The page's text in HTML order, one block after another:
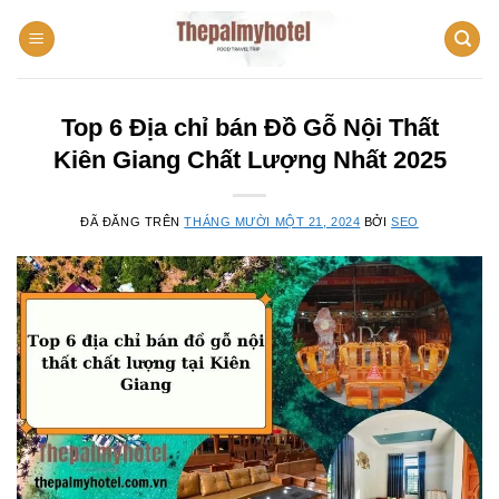
đến
Top 6 Địa chỉ bán Đồ Gỗ Nội Thất
Kiên Giang Chất Lượng Nhất 2025
ĐÃ ĐĂNG TRÊNTHÁNG MƯỜI MỘT 21, 2024 BỞISEO